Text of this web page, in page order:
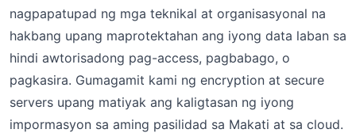
nagpapatupad ng mga teknikal at organisasyonal na
hakbang upang maprotektahan ang iyong data laban sa
hindi awtorisadong pag-access, pagbabago, o
pagkasira. Gumagamit kami ng encryption at secure
servers upang matiyak ang kaligtasan ng iyong
impormasyon sa aming pasilidad sa Makati at sa cloud.